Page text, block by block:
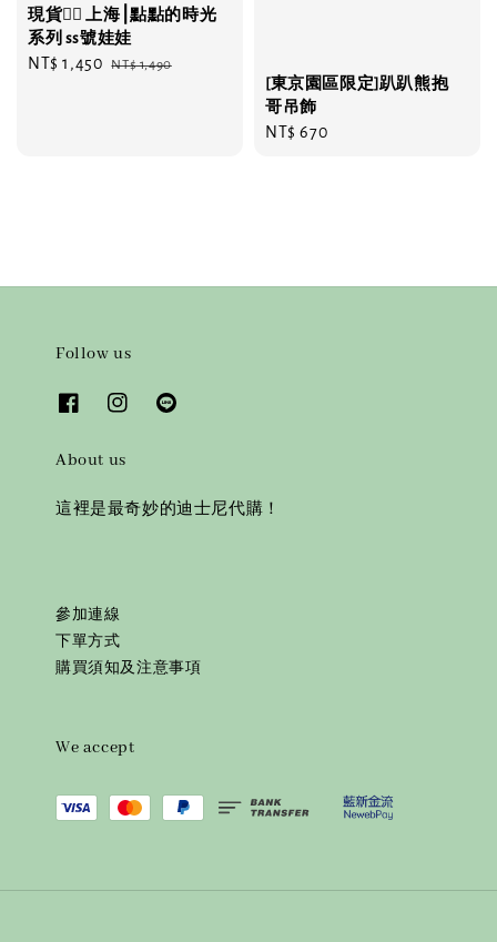
現貨❤️‍🔥 上海⎮點點的時光
系列 ss號娃娃
Sale
NT$ 1,450 Regular
NT$ 1,490
[東京園區限定]趴趴熊抱
哥吊飾
Regular
NT$ 670
Follow us
About us
這裡是最奇妙的迪士尼代購！
參加連線
下單方式
購買須知及注意事項
We accept